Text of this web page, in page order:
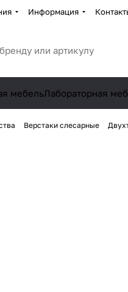
Информация
мебельЛабораторная
Верстаки слесарные